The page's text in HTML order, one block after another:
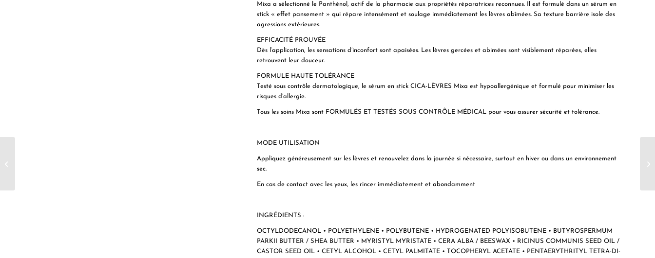
Mixa a sélectionné le Panthénol, actif de la pharmacie aux propriétés réparatrices reconnues. Il est formulé dans un sérum en
stick « effet pansement » qui répare intensément et soulage immédiatement les lèvres abîmées. Sa texture barrière isole des
agressions extérieures.
EFFICACITÉ PROUVÉE
Dès l’application, les sensations d’inconfort sont apaisées. Les lèvres gercées et abimées sont visiblement réparées, elles
retrouvent leur douceur.
FORMULE HAUTE TOLÉRANCE
Testé sous contrôle dermatologique, le sérum en stick CICA-LÈVRES Mixa est hypoallergénique et formulé pour minimiser les
risques d’allergie.
Tous les soins Mixa sont FORMULÉS ET TESTÉS SOUS CONTRÔLE MÉDICAL pour vous assurer sécurité et tolérance.
MODE UTILISATION
Appliquez généreusement sur les lèvres et renouvelez dans la journée si nécessaire, surtout en hiver ou dans un environnement
sec.
En cas de contact avec les yeux, les rincer immédiatement et abondamment
INGRÉDIENTS :
OCTYLDODECANOL • POLYETHYLENE • POLYBUTENE • HYDROGENATED POLYISOBUTENE • BUTYROSPERMUM
PARKII BUTTER / SHEA BUTTER • MYRISTYL MYRISTATE • CERA ALBA / BEESWAX • RICINUS COMMUNIS SEED OIL /
CASTOR SEED OIL • CETYL ALCOHOL • CETYL PALMITATE • TOCOPHERYL ACETATE • PENTAERYTHRITYL TETRA-DI-